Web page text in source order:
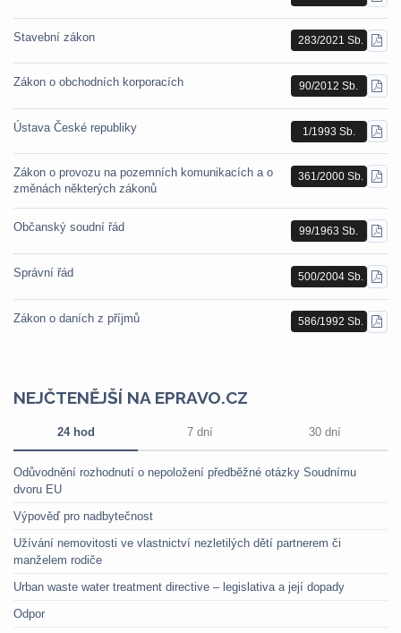
PDF
Stavební zákon 283/2021 Sb.
PDF
Zákon o obchodních korporacích 90/2012 Sb.
PDF
Ústava České republiky 1/1993 Sb.
PDF
Zákon o provozu na pozemních komunikacích a o
změnách některých zákonů
361/2000 Sb.
PDF
Občanský soudní řád 99/1963 Sb.
PDF
Správní řád 500/2004 Sb.
PDF
Zákon o daních z příjmů 586/1992 Sb.
PDF
NEJČTENĚJŠÍ NA EPRAVO.CZ
24 hod 7 dní 30 dní
Odůvodnění rozhodnutí o nepoložení předběžné otázky Soudnímu
dvoru EU
Výpověď pro nadbytečnost
Užívání nemovitosti ve vlastnictví nezletilých dětí partnerem či
manželem rodiče
Urban waste water treatment directive – legislativa a její dopady
Odpor